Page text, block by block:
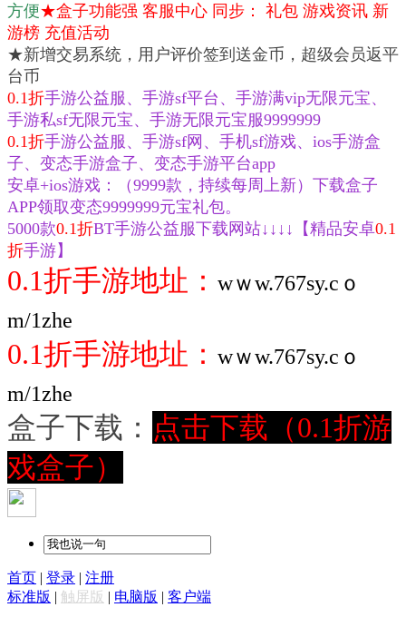
方便★盒子功能强 客服中心 同步： 礼包 游戏资讯 新
游榜 充值活动
★新增交易系统，用户评价签到送金币，超级会员返平
台币
0.1折手游公益服、手游sf平台、手游满vip无限元宝、
手游私sf无限元宝、手游无限元宝服9999999
0.1折手游公益服、手游sf网、手机sf游戏、ios手游盒
子、变态手游盒子、变态手游平台app
安卓+ios游戏：（9999款，持续每周上新）下载盒子
APP领取变态9999999元宝礼包。
5000款0.1折BT手游公益服下载网站↓↓↓↓【精品安卓0.1
折手游】
0.1折手游地址： wｗw.767sy.cｏ
m/1zhe
0.1折手游地址： wｗw.767sy.cｏ
m/1zhe
盒子下载： 点击下载（0.1折游
戏盒子）
首页 | 登录 | 注册
标准版 | 触屏版 | 电脑版 | 客户端